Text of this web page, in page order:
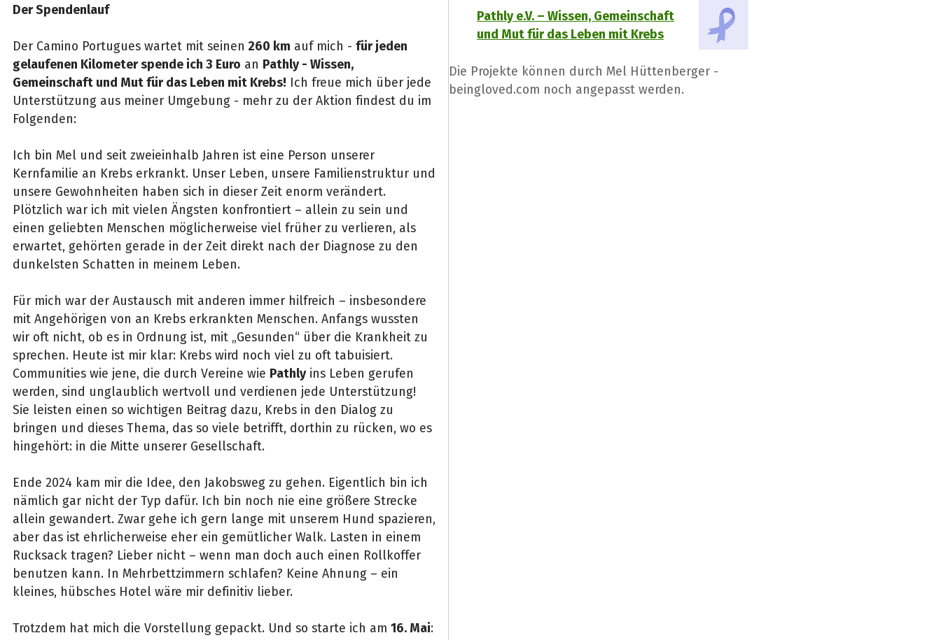
Der Spendenlauf
Der Camino Portugues wartet mit seinen 260 km auf mich - für jeden
gelaufenen Kilometer spende ich 3 Euro an Pathly - Wissen,
Gemeinschaft und Mut für das Leben mit Krebs! Ich freue mich über jede
Unterstützung aus meiner Umgebung - mehr zu der Aktion findest du im
Folgenden:
Ich bin Mel und seit zweieinhalb Jahren ist eine Person unserer
Kernfamilie an Krebs erkrankt. Unser Leben, unsere Familienstruktur und
unsere Gewohnheiten haben sich in dieser Zeit enorm verändert.
Plötzlich war ich mit vielen Ängsten konfrontiert – allein zu sein und
einen geliebten Menschen möglicherweise viel früher zu verlieren, als
erwartet, gehörten gerade in der Zeit direkt nach der Diagnose zu den
dunkelsten Schatten in meinem Leben.
Für mich war der Austausch mit anderen immer hilfreich – insbesondere
mit Angehörigen von an Krebs erkrankten Menschen. Anfangs wussten
wir oft nicht, ob es in Ordnung ist, mit „Gesunden“ über die Krankheit zu
sprechen. Heute ist mir klar: Krebs wird noch viel zu oft tabuisiert.
Communities wie jene, die durch Vereine wie Pathlyins Leben gerufen
werden, sind unglaublich wertvoll und verdienen jede Unterstützung!
Sie leisten einen so wichtigen Beitrag dazu, Krebs in den Dialog zu
bringen und dieses Thema, das so viele betrifft, dorthin zu rücken, wo es
hingehört: in die Mitte unserer Gesellschaft.
Ende 2024 kam mir die Idee, den Jakobsweg zu gehen. Eigentlich bin ich
nämlich gar nicht der Typ dafür. Ich bin noch nie eine größere Strecke
allein gewandert. Zwar gehe ich gern lange mit unserem Hund spazieren,
aber das ist ehrlicherweise eher ein gemütlicher Walk. Lasten in einem
Rucksack tragen? Lieber nicht – wenn man doch auch einen Rollkoffer
benutzen kann. In Mehrbettzimmern schlafen? Keine Ahnung – ein
kleines, hübsches Hotel wäre mir definitiv lieber.
Trotzdem hat mich die Vorstellung gepackt. Und so starte ich am 16. Mai:
Pathly e.V. – Wissen, Gemeinschaft
und Mut für das Leben mit Krebs
Die Projekte können durch Mel Hüttenberger -
beingloved.com noch angepasst werden.